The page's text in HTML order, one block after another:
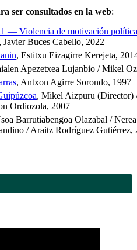
ser consultados en la web:
— Violencia de motivación
, Javier Buces Cabello, 2022
, Estitxu Eizagirre Kerejeta,
Apezetxea Lujanbio / Mikel
, Antxon Agirre Sorondo, 1997
, Mikel Aizpuru (Director)
Ordiozola, 2007
Barrutiabengoa Olazabal /
/ Araitz Rodríguez Gutiérrez,